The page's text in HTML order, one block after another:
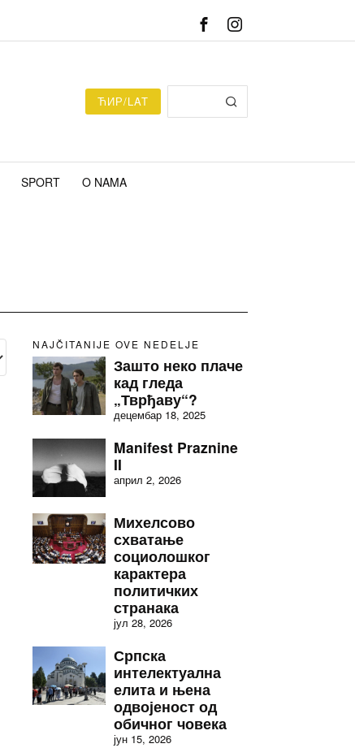
ЋИР/LAT
SPORT O NAMA
NAJČITANIJE OVE NEDELJE
Зашто неко плаче
кад гледа
„Тврђаву“?
децембар 18, 2025
Manifest Praznine
II
април 2, 2026
Михелсово
схватање
социолошког
карактера
политичких
странака
јул 28, 2026
Српска
интелектуална
елита и њена
одвојеност од
обичног човека
јун 15, 2026